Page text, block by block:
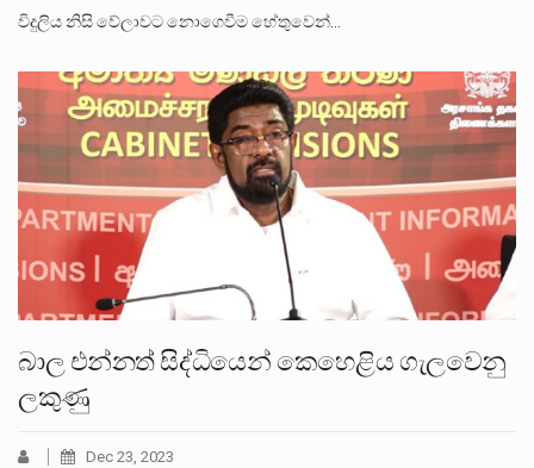
විදුලිය නිසි වේලාවට නොගෙවීම හේතුවෙන්…
බාල එන්නත් සිද්ධියෙන් කෙහෙළිය ගැලවෙනු
ලකුණු
Dec 23, 2023